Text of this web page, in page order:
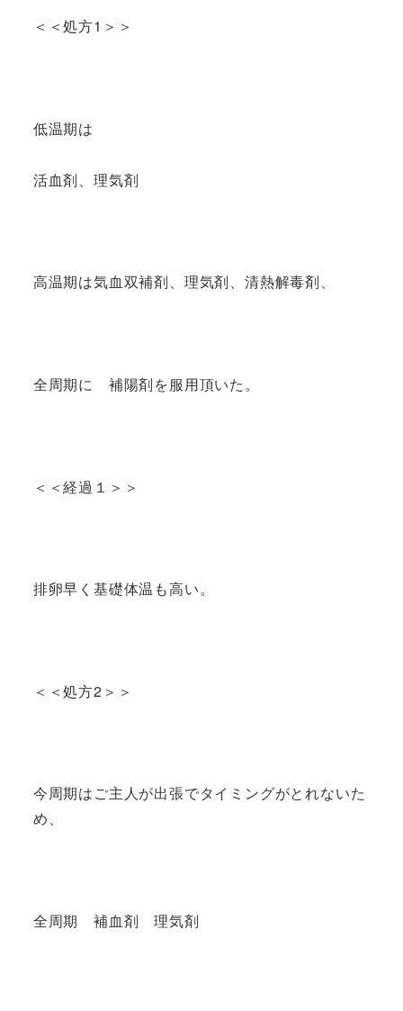
＜＜処方1＞＞
低温期は
活血剤、理気剤
高温期は気血双補剤、理気剤、清熱解毒剤、
全周期に 補陽剤を服用頂いた。
＜＜経過１＞＞
排卵早く基礎体温も高い。
＜＜処方2＞＞
今周期はご主人が出張でタイミングがとれないた
め、
全周期 補血剤 理気剤